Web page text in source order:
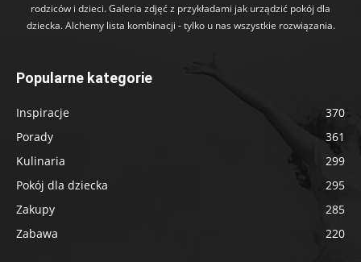
rodziców i dzieci. Galeria zdjęć z przykładami jak urządzić pokój dla
dziecka. Alchemy lista kombinacji - tylko u nas wszystkie rozwiązania.
Popularne kategorie
Inspiracje
370
Porady
361
Kulinaria
299
Pokój dla dziecka
295
Zakupy
285
Zabawa
220